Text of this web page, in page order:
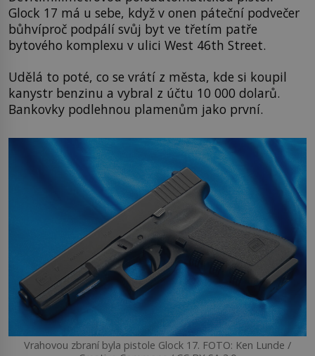
Glock 17 má u sebe, když v onen páteční podvečer
bůhvíproč podpálí svůj byt ve třetím patře
bytového komplexu v ulici West 46th Street.
Udělá to poté, co se vrátí z města, kde si koupil
kanystr benzinu a vybral z účtu 10 000 dolarů.
Bankovky podlehnou plamenům jako první.
Vrahovou zbraní byla pistole Glock 17. FOTO: Ken Lunde /